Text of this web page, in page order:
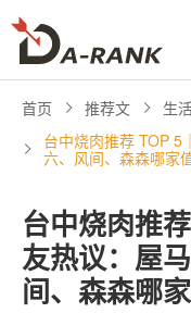
首页 推荐文
生
台中烧肉推荐 TOP 5
六、风间、森森哪家
台中烧肉推
友热议：屋
间、森森哪